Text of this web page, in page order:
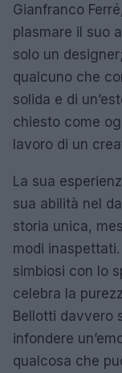
Gianfranco
plasmare il suo
solo un
qualcuno che
solida e di
chiesto come
lavoro di un
La sua
sua abilità nel
storia unica,
modi
simbiosi con lo
celebra la
Bellotti davvero
infondere
qualcosa che